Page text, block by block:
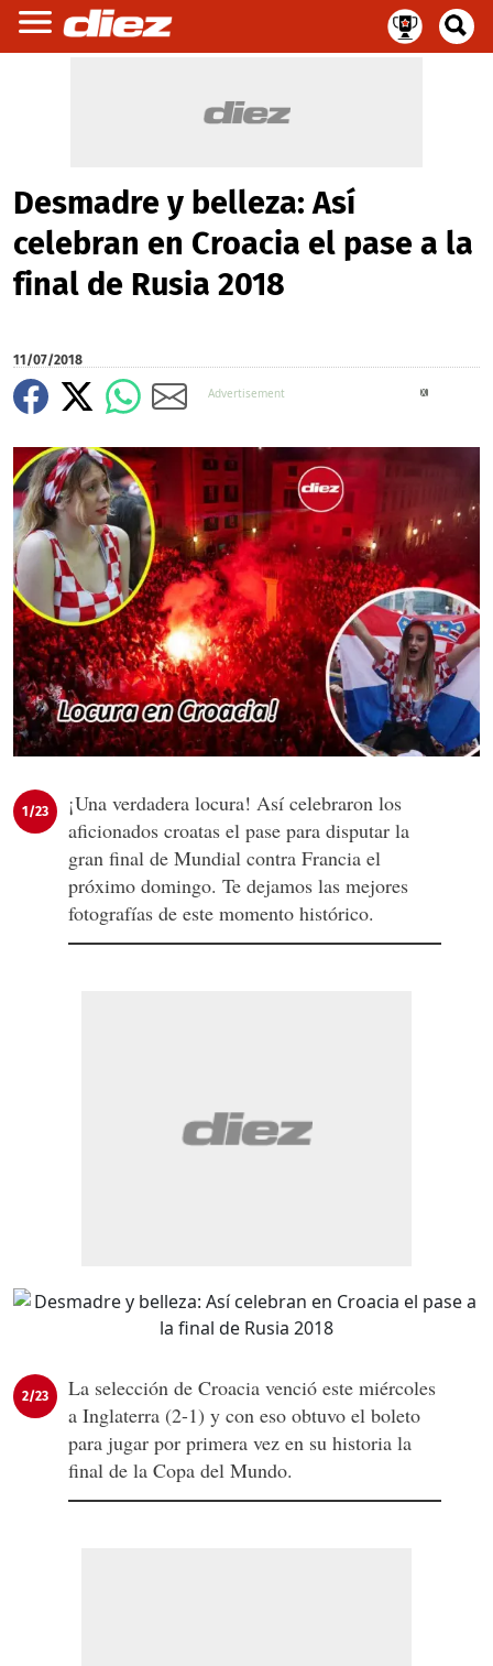
Desmadre y belleza: Así
celebran en Croacia el pase a la
final de Rusia 2018
11/07/2018
1/23
¡Una verdadera locura! Así celebraron los
aficionados croatas el pase para disputar la
gran final de Mundial contra Francia el
próximo domingo. Te dejamos las mejores
fotografías de este momento histórico.
2/23
La selección de Croacia venció este miércoles
a Inglaterra (2-1) y con eso obtuvo el boleto
para jugar por primera vez en su historia la
final de la Copa del Mundo.
X